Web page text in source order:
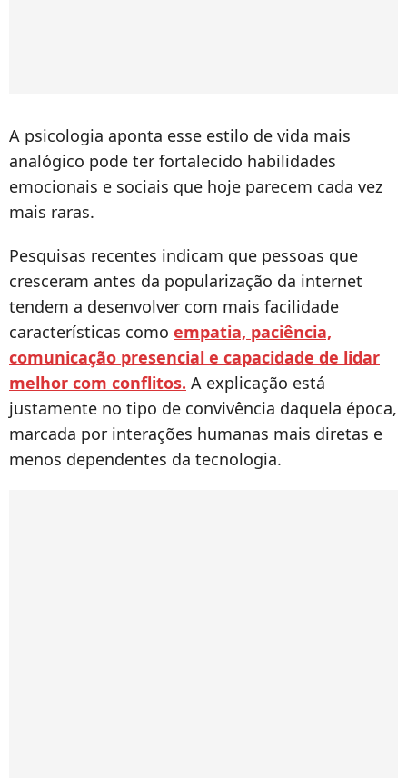
A psicologia aponta esse estilo de vida mais
analógico pode ter fortalecido habilidades
emocionais e sociais que hoje parecem cada vez
mais raras.
Pesquisas recentes indicam que pessoas que
cresceram antes da popularização da internet
tendem a desenvolver com mais facilidade
características como empatia, paciência,
comunicação presencial e capacidade de lidar
melhor com conflitos. A explicação está
justamente no tipo de convivência daquela época,
marcada por interações humanas mais diretas e
menos dependentes da tecnologia.